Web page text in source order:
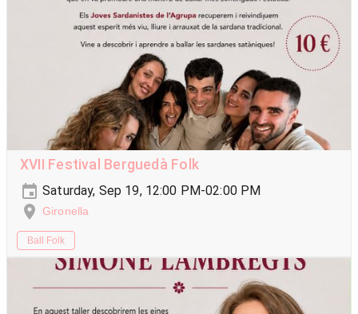
XVII Festival Berguedà Folk
Saturday, Sep 19, 12:00 PM-02:00 PM
Gironella
Ball Folk